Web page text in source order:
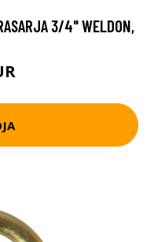
3/4" WELDON,